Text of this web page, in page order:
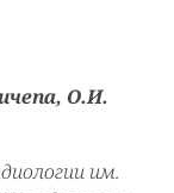
О.И.
им.